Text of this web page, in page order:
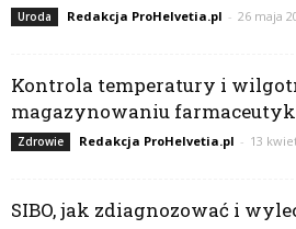
Uroda Redakcja ProHelvetia.pl - 26 maja
Kontrola temperatury i
magazynowaniu
Zdrowie Redakcja ProHelvetia.pl - 13
SIBO, jak zdiagnozować i